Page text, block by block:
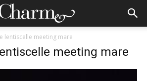
lentiscelle meeting mare
meeting mare